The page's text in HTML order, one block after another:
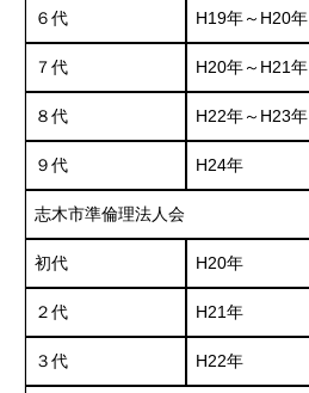
６代 H19年～H20年
７代 H20年～H21年
８代 H22年～H23年
９代 H24年
志木市準倫理法人会
初代 H20年
２代 H21年
３代 H22年